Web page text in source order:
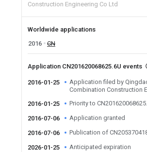
Construction Engineering Co Ltd
Worldwide applications
2016
CN
Application CN201620068625.6U events
2016-01-25
Application filed by
Combination Construction
2016-01-25
Priority to
2016-07-06 Application granted
2016-07-06 Publication of
2026-01-25 Anticipated expiration